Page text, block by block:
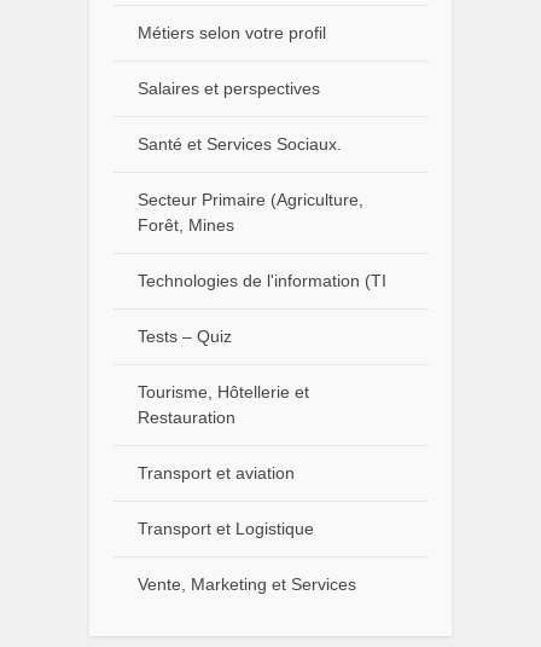
Métiers selon votre profil
Salaires et perspectives
Santé et Services Sociaux.
Secteur Primaire (Agriculture,
Forêt, Mines
Technologies de l'information (TI
Tests – Quiz
Tourisme, Hôtellerie et
Restauration
Transport et aviation
Transport et Logistique
Vente, Marketing et Services